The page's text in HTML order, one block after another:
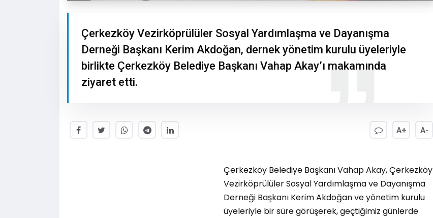
Çerkezköy Vezirköprülüler Sosyal Yardımlaşma ve Dayanışma
Derneği Başkanı Kerim Akdoğan, dernek yönetim kurulu üyeleriyle
birlikte Çerkezköy Belediye Başkanı Vahap Akay’ı makamında
ziyaret etti.
A+ A-
Çerkezköy Belediye Başkanı Vahap Akay, Çerkezköy
Vezirköprülüler Sosyal Yardımlaşma ve Dayanışma
Derneği Başkanı Kerim Akdoğan ve yönetim kurulu
üyeleriyle bir süre görüşerek, geçtiğimiz günlerde